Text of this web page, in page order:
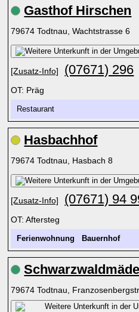
Gasthof Hirschen
79674 Todtnau, Wachtstrasse 6
[Zusatz-Info] (07671) 296
OT: Präg
Restaurant
Hasbachhof
79674 Todtnau, Hasbach 8
[Zusatz-Info] (07671) 94
OT: Aftersteg
Ferienwohnung Bauernhof
79674 Todtnau,